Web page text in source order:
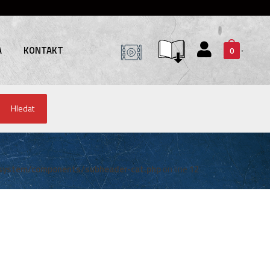
KONTAKT 0
Hledat
components/subheader-cat.phpon line12